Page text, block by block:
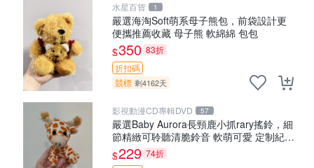
水星百貨 1
嚴選海淘Soft萌系母子熊包，前袋設計更
便攜推薦收藏 母子熊 軟綿綿 包包
$350 83折
折扣碼
競標 剩4162天
影視動漫CD專輯DVD 57
嚴選Baby Aurora長頸鹿小抓rary搖鈴，細
節精緻可聆聽清脆鈴音 軟萌可愛 定制紀念
金屬搖鈴 新手媽咪推薦 長頸鹿 抓rary 搖
鈴
$229 74折